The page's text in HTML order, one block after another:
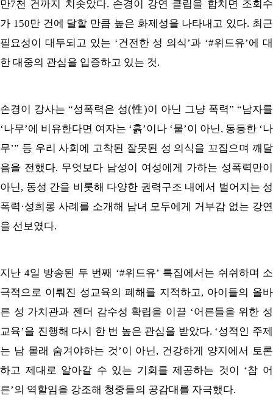
만7천 건까지 치솟았다. 손경이 강연 클립을 합치면 조회수
가 150만 건에 달할 만큼 높은 화제성을 나타내고 있다. 최근
필요성이 대두되고 있는 ‘건전한 성 의식’과 ‘#위드유’에 대
한 대중의 관심을 입증하고 있는 것.
손경이 강사는 “성폭력은 성(性)이 아닌 그냥 폭력” “남자를
‘나무’에 비유한다면 여자는 ‘흙’이나 ‘물’이 아닌, 동등한 ‘나
무’” 등 우리 사회에 고착된 잘못된 성 의식을 꼬집으며 깨달
음을 전했다. 무엇보다 남성이 여성에게 가하는 성폭력만이
아닌, 동성 간을 비롯해 다양한 권력구조 내에서 벌어지는 성
폭력·성희롱 사례를 소개해 남녀 모두에게 거부감 없는 강연
을 선보였다.
지난 4일 방송된 두 번째 ‘#위드유’ 특집에서는 쉬쉬하며 소
극적으로 이뤄진 성교육의 폐해를 지적하고, 아이들의 올바
른 성 가치관과 젠더 감수성 확립을 이끌 ‘어른들을 위한 성
교육’을 진행해 다시 한 번 높은 관심을 받았다. ‘성적인 주제
는 남 몰래 숨겨야하는 것’이 아닌, 건강하게 양지에서 토론
하고 제대로 알아갈 수 있는 기회를 제공하는 것이 ‘참 어
른’의 역할임을 강조해 청중들의 공감대를 자극했다.